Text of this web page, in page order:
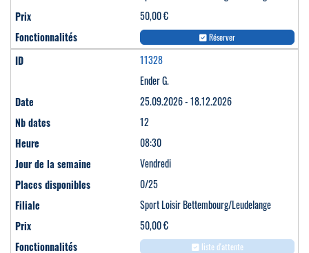
50,00 €
Réserver
11328
Ender G.
25.09.2026 - 18.12.2026
12
08:30
Vendredi
0/25
Sport Loisir Bettembourg/Leudelange
50,00 €
liste d'attente